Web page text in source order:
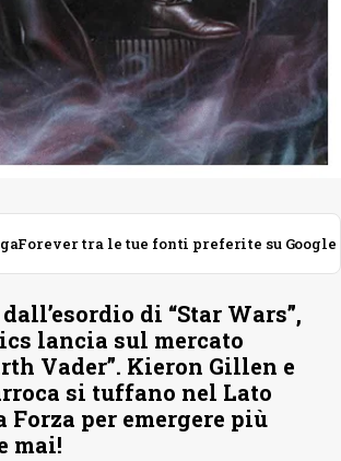
tra le tue fonti preferite su Google
di “Star Wars”,
lancia sul mercato
Vader”. Kieron Gillen e
si tuffano nel Lato
Forza per emergere più
mai!